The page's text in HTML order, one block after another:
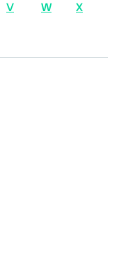
V W
X